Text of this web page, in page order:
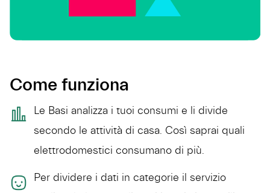
Come funziona
Le Basi analizza i tuoi consumi e li divide
secondo le attività di casa. Così saprai quali
elettrodomestici consumano di più.
Per dividere i dati in categorie il servizio